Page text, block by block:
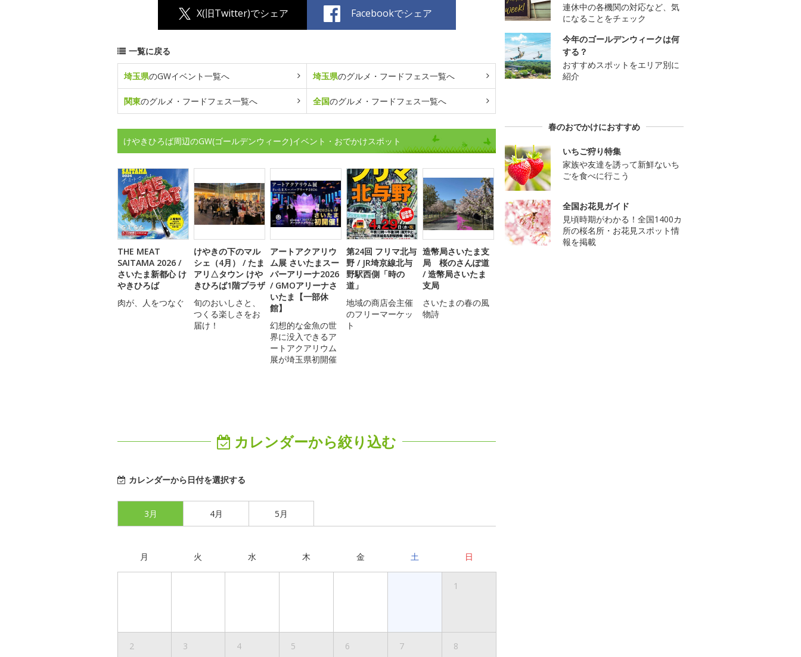
X(旧Twitter)でシェア Facebookでシェア
一覧に戻る
埼玉県のGWイベント一覧へ 埼玉県のグルメ・フードフェス一覧へ
関東のグルメ・フードフェス一覧へ 全国のグルメ・フードフェス一覧へ
けやきひろば周辺のGW(ゴールデンウィーク)イベント・おでかけスポット
THE MEAT
SAITAMA 2026 /
さいたま新都心 け
やきひろば
肉が、人をつなぐ
けやきの下のマル
シェ（4月） / たま
アリ△タウン けや
きひろば1階プラザ
旬のおいしさと、
つくる楽しさをお
届け！
アートアクアリウ
ム展 さいたまスー
パーアリーナ2026
/ GMOアリーナさ
いたま【一部休
館】
幻想的な金魚の世
界に没入できるア
ートアクアリウム
展が埼玉県初開催
第24回 フリマ北与
野 / JR埼京線北与
野駅西側「時の
道」
地域の商店会主催
のフリーマーケッ
ト
造幣局さいたま支
局 桜のさんぽ道
/ 造幣局さいたま
支局
さいたまの春の風
物詩
カレンダーから絞り込む
カレンダーから日付を選択する
3月 4月 5月
月 火 水 木 金 土 日
1
2 3 4 5 6 7 8
連休中の各機関の対応など、気
になることをチェック
今年のゴールデンウィークは何
する？
おすすめスポットをエリア別に
紹介
春のおでかけにおすすめ
いちご狩り特集
家族や友達を誘って新鮮ないち
ごを食べに行こう
全国お花見ガイド
見頃時期がわかる！全国1400カ
所の桜名所・お花見スポット情
報を掲載